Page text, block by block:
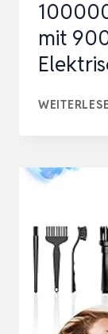
mit